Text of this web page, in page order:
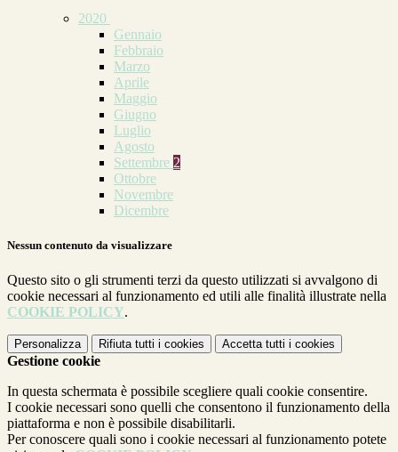
2020
Gennaio
Febbraio
Marzo
Aprile
Maggio
Giugno
Luglio
Agosto
Settembre 2
Ottobre
Novembre
Dicembre
Nessun contenuto da visualizzare
Questo sito o gli strumenti terzi da questo utilizzati si avvalgono di
cookie necessari al funzionamento ed utili alle finalità illustrate nella
COOKIE POLICY.
Personalizza Rifiuta tutti i cookies Accetta tutti i cookies
Gestione cookie
In questa schermata è possibile scegliere quali cookie consentire.
I cookie necessari sono quelli che consentono il funzionamento della
piattaforma e non è possibile disabilitarli.
Per conoscere quali sono i cookie necessari al funzionamento potete